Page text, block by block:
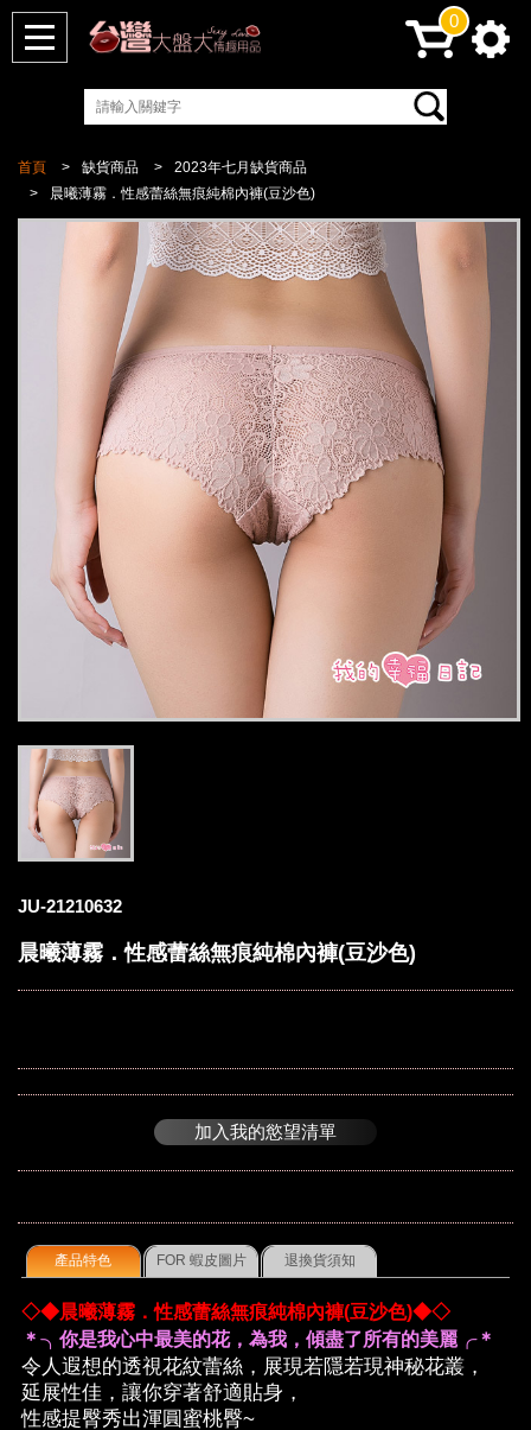
首頁 缺貨商品
2023年七月缺貨商品
晨曦薄霧．性感蕾絲無痕純棉內褲(豆沙色)
JU-21210632
晨曦薄霧．性感蕾絲無痕純棉內褲(豆沙色)
加入我的慾望清單
產品特色 FOR 蝦皮圖片 退換貨須知
◇◆晨曦薄霧．性感蕾絲無痕純棉內褲(豆沙色)◆◇
＊╮你是我心中最美的花，為我，傾盡了所有的美麗╭＊
令人遐想的透視花紋蕾絲，展現若隱若現神秘花叢，
延展性佳，讓你穿著舒適貼身，
性感提臀秀出渾圓蜜桃臀~
0